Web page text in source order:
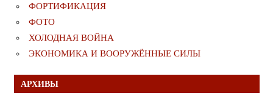
ФОРТИФИКАЦИЯ
ФОТО
ХОЛОДНАЯ ВОЙНА
ЭКОНОМИКА И ВООРУЖЁННЫЕ СИЛЫ
АРХИВЫ